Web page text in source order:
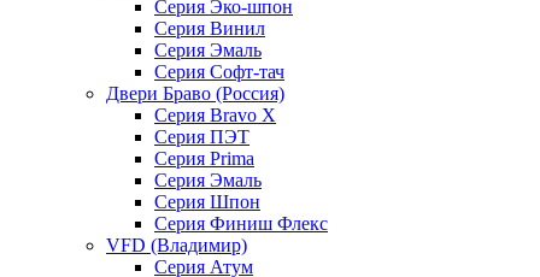
Серия Эко-шпон
Серия Винил
Серия Эмаль
Серия Софт-тач
Двери Браво (Россия)
Серия Bravo X
Серия ПЭТ
Серия Prima
Серия Эмаль
Серия Шпон
Серия Финиш Флекс
VFD (Владимир)
Серия Атум